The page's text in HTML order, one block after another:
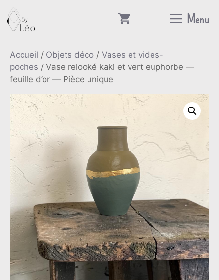
Aller
au
contenu
Menu
Accueil / Objets déco / Vases et vides-
poches / Vase relooké kaki et vert euphorbe —
feuille d’or — Pièce unique